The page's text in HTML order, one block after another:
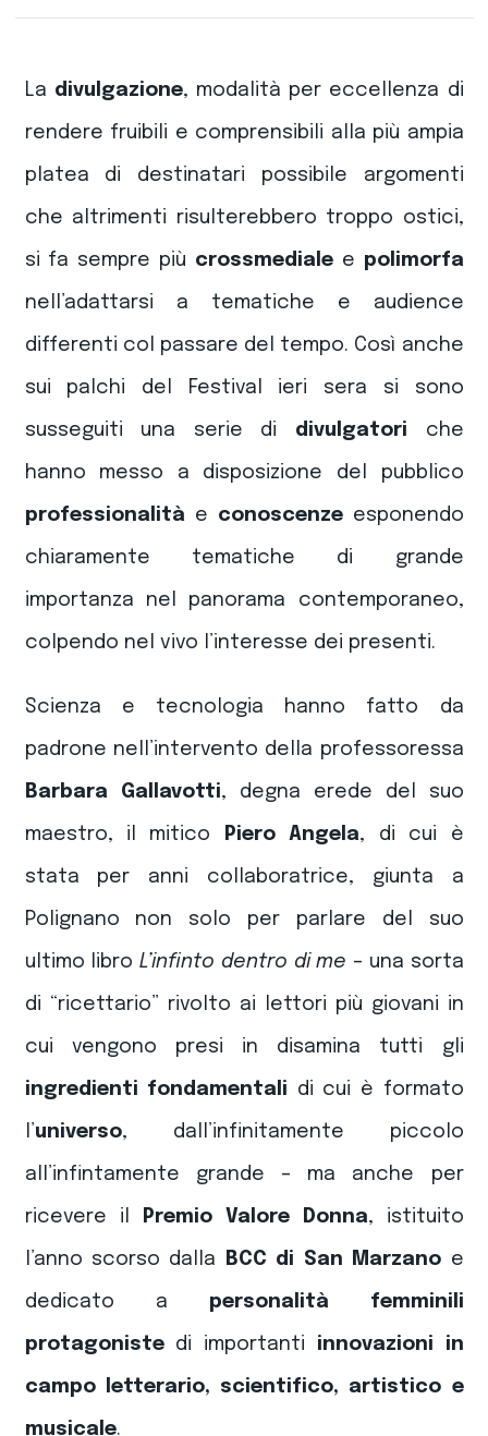
La divulgazione, modalità per eccellenza di
rendere fruibili e comprensibili alla più ampia
platea di destinatari possibile argomenti
che altrimenti risulterebbero troppo ostici,
si fa sempre più crossmedialee polimorfa
nell’adattarsi a tematiche e audience
differenti col passare del tempo. Così anche
sui palchi del Festival ieri sera si sono
susseguiti una serie di divulgatori che
hanno messo a disposizione del pubblico
professionalità e conoscenze esponendo
chiaramente tematiche di grande
importanza nel panorama contemporaneo,
colpendo nel vivo l’interesse dei presenti.
Scienza e tecnologia hanno fatto da
padrone nell’intervento della professoressa
Barbara Gallavotti, degna erede del suo
maestro, il mitico Piero Angela, di cui è
stata per anni collaboratrice, giunta a
Polignano non solo per parlare del suo
ultimo libro L’infinto dentro di me – una sorta
di “ricettario” rivolto ai lettori più giovani in
cui vengono presi in disamina tutti gli
ingredienti fondamentali di cui è formato
l’universo, dall’infinitamente piccolo
all’infintamente grande – ma anche per
ricevere il Premio Valore Donna, istituito
l’anno scorso dalla BCC di San Marzano e
dedicato a personalità femminili
protagonistedi importanti innovazioni in
campo letterario, scientifico, artistico e
musicale.